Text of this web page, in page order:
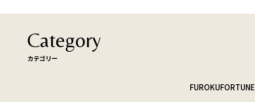
Category
カテゴリー
FUROKUFORTUNE